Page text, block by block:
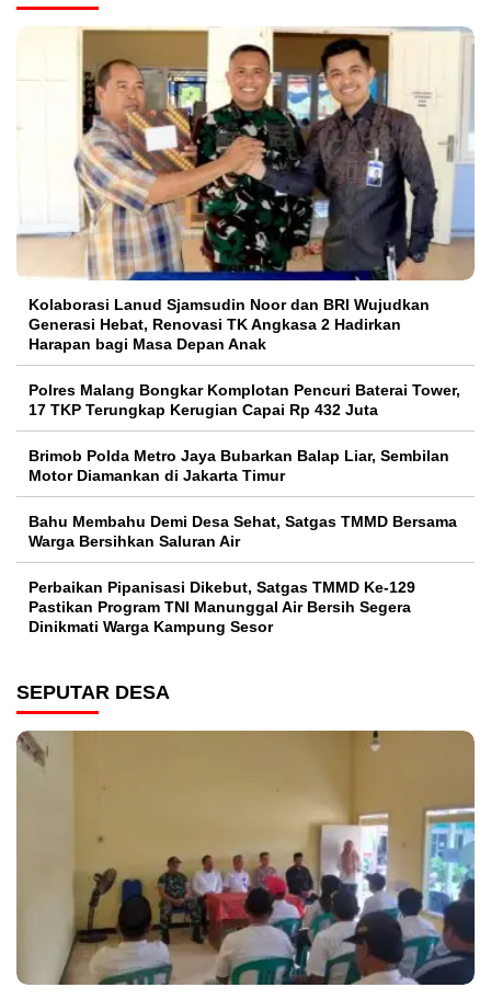
Kolaborasi Lanud Sjamsudin Noor dan BRI Wujudkan
Generasi Hebat, Renovasi TK Angkasa 2 Hadirkan
Harapan bagi Masa Depan Anak
Polres Malang Bongkar Komplotan Pencuri Baterai Tower,
17 TKP Terungkap Kerugian Capai Rp 432 Juta
Brimob Polda Metro Jaya Bubarkan Balap Liar, Sembilan
Motor Diamankan di Jakarta Timur
Bahu Membahu Demi Desa Sehat, Satgas TMMD Bersama
Warga Bersihkan Saluran Air
Perbaikan Pipanisasi Dikebut, Satgas TMMD Ke-129
Pastikan Program TNI Manunggal Air Bersih Segera
Dinikmati Warga Kampung Sesor
SEPUTAR DESA